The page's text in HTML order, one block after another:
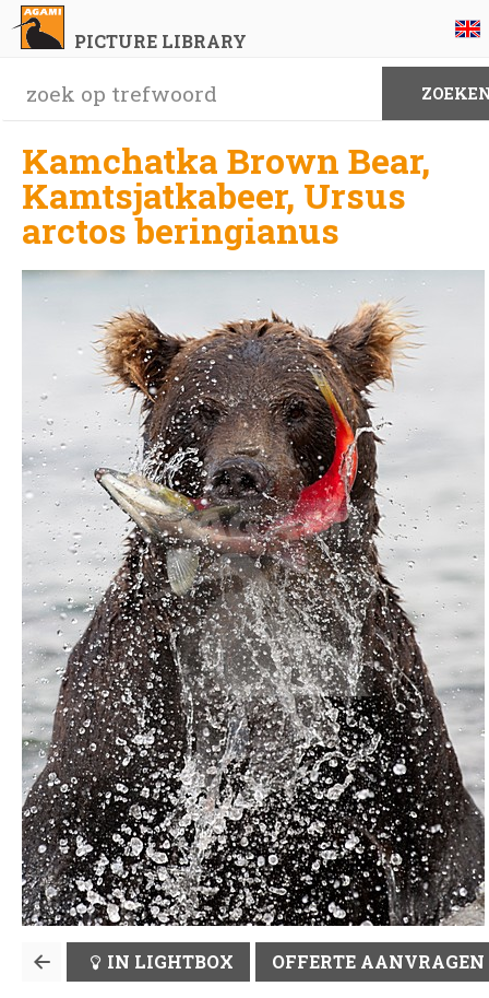
PICTURE LIBRARY
Kamchatka Brown Bear,
Kamtsjatkabeer, Ursus
arctos beringianus
IN LIGHTBOX OFFERTE AANVRAGEN